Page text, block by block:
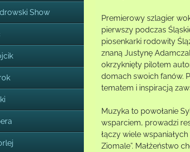
Show
Premierowy szlagier
pierwszy podczas
piosenkarki rodowity
znaną Justynę
okrzyknięty pilotem
domach swoich fanów.
tematem i inspiracją
Muzyka to powołanie
wsparciem, prowadzi
łączy wiele
Ziomale”. Małżeństwo